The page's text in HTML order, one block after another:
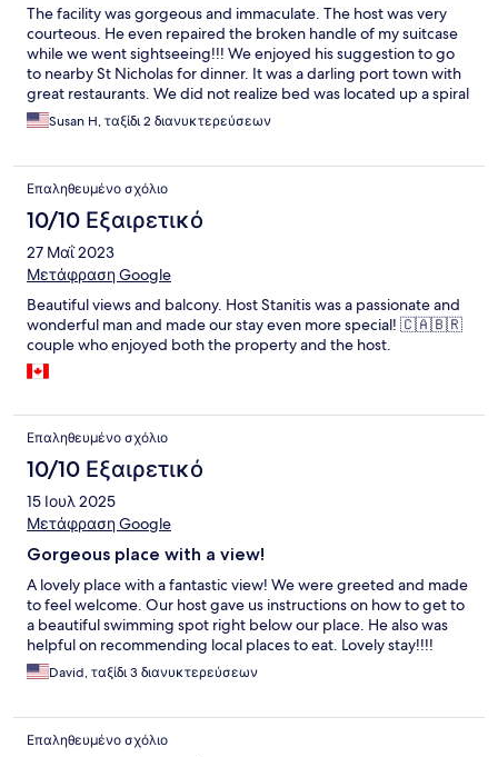
The facility was gorgeous and immaculate. The host was very
courteous. He even repaired the broken handle of my suitcase
while we went sightseeing!!! We enjoyed his suggestion to go
to nearby St Nicholas for dinner. It was a darling port town with
great restaurants. We did not realize bed was located up a spiral
stairs which might present a problem. One needs to have a
car.but location is convenient if you have a car.
Susan H, ταξίδι 2 διανυκτερεύσεων
Επαληθευμένο σχόλιο
10/10 Εξαιρετικό
27 Μαΐ 2023
Μετάφραση Google
Beautiful views and balcony. Host Stanitis was a passionate and
wonderful man and made our stay even more special! 🇨🇦🇧🇷
couple who enjoyed both the property and the host.
Επαληθευμένο σχόλιο
10/10 Εξαιρετικό
15 Ιουλ 2025
Μετάφραση Google
Gorgeous place with a view!
A lovely place with a fantastic view! We were greeted and made
to feel welcome. Our host gave us instructions on how to get to
a beautiful swimming spot right below our place. He also was
helpful on recommending local places to eat. Lovely stay!!!!
David, ταξίδι 3 διανυκτερεύσεων
Επαληθευμένο σχόλιο